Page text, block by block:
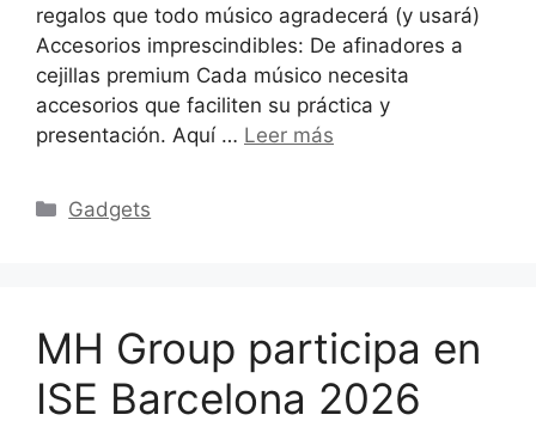
regalos que todo músico agradecerá (y usará)
Accesorios imprescindibles: De afinadores a
cejillas premium Cada músico necesita
accesorios que faciliten su práctica y
presentación. Aquí … Leer más
Categorías
Gadgets
MH Group participa en
ISE Barcelona 2026